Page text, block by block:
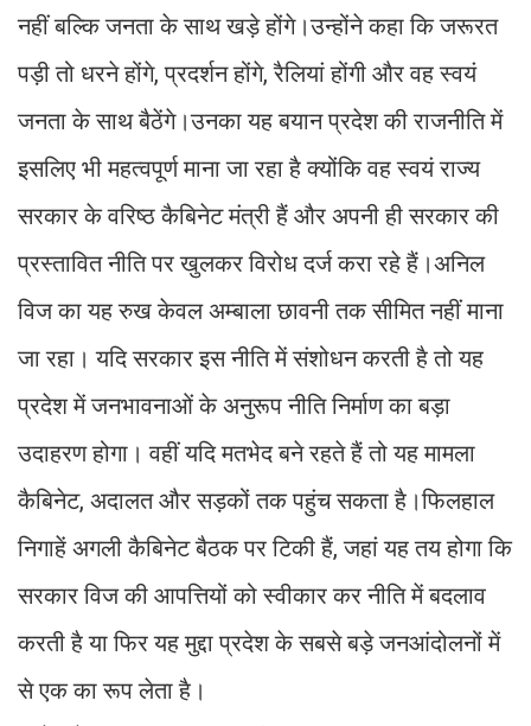
नहीं बल्कि जनता के साथ खड़े होंगे।उन्होंने कहा कि जरूरत
पड़ी तो धरने होंगे, प्रदर्शन होंगे, रैलियां होंगी और वह स्वयं
जनता के साथ बैठेंगे।उनका यह बयान प्रदेश की राजनीति में
इसलिए भी महत्वपूर्ण माना जा रहा है क्योंकि वह स्वयं राज्य
सरकार के वरिष्ठ कैबिनेट मंत्री हैं और अपनी ही सरकार की
प्रस्तावित नीति पर खुलकर विरोध दर्ज करा रहे हैं।अनिल
विज का यह रुख केवल अम्बाला छावनी तक सीमित नहीं माना
जा रहा। यदि सरकार इस नीति में संशोधन करती है तो यह
प्रदेश में जनभावनाओं के अनुरूप नीति निर्माण का बड़ा
उदाहरण होगा। वहीं यदि मतभेद बने रहते हैं तो यह मामला
कैबिनेट, अदालत और सड़कों तक पहुंच सकता है।फिलहाल
निगाहें अगली कैबिनेट बैठक पर टिकी हैं, जहां यह तय होगा कि
सरकार विज की आपत्तियों को स्वीकार कर नीति में बदलाव
करती है या फिर यह मुद्दा प्रदेश के सबसे बड़े जनआंदोलनों में
से एक का रूप लेता है।